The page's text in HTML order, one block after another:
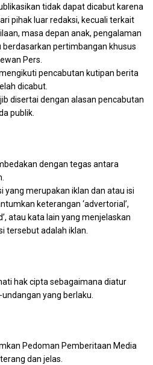
tidak dapat dicabut karena
pihak luar redaksi, kecuali terkait
masa depan anak, pengalaman
pertimbangan khusus
Pers.
pencabutan kutipan berita
dicabut.
disertai dengan alasan pencabutan
publik.
dengan tegas antara
merupakan iklan dan atau isi
keterangan ‘advertorial’,
atau kata lain yang menjelaskan
tersebut adalah iklan.
hak cipta sebagaimana diatur
yang berlaku.
Pedoman Pemberitaan Media
dan jelas.